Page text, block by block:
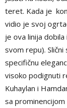
teret. Kada je
vidio je svoj
je ova linija
svom repu). Slični
specifičnu
visoko podignuti
Kuhaylan i
sa prominencijom